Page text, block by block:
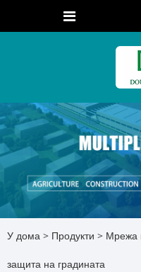
У дома > Продукти > Мрежа
защита на градината